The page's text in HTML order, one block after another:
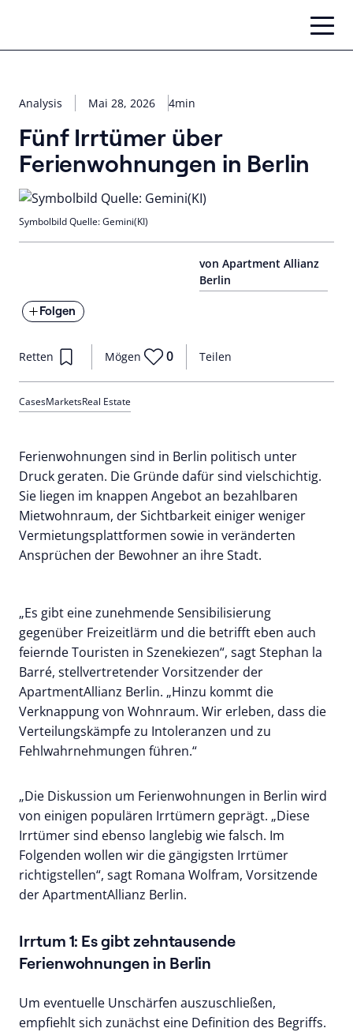
springen
Analysis Mai 28, 2026 4min
Fünf Irrtümer über
Ferienwohnungen in Berlin
von Apartment Allianz
Berlin
Folgen
Teilen
Retten Mögen 0
CasesMarketsReal Estate
Symbolbild Quelle: Gemini(KI)
Ferienwohnungen sind in Berlin politisch unter
Druck geraten. Die Gründe dafür sind vielschichtig.
Sie liegen im knappen Angebot an bezahlbaren
Mietwohnraum, der Sichtbarkeit einiger weniger
Vermietungsplattformen sowie in veränderten
Ansprüchen der Bewohner an ihre Stadt.
„Es gibt eine zunehmende Sensibilisierung
gegenüber Freizeitlärm und die betrifft eben auch
feiernde Touristen in Szenekiezen“, sagt Stephan la
Barré, stellvertretender Vorsitzender der
ApartmentAllianz Berlin. „Hinzu kommt die
Verknappung von Wohnraum. Wir erleben, dass die
Verteilungskämpfe zu Intoleranzen und zu
Fehlwahrnehmungen führen.“
„Die Diskussion um Ferienwohnungen in Berlin wird
von einigen populären Irrtümern geprägt. „Diese
Irrtümer sind ebenso langlebig wie falsch. Im
Folgenden wollen wir die gängigsten Irrtümer
richtigstellen“, sagt Romana Wolfram, Vorsitzende
der ApartmentAllianz Berlin.
Irrtum 1: Es gibt zehntausende
Ferienwohnungen in Berlin
Um eventuelle Unschärfen auszuschließen,
empfiehlt sich zunächst eine Definition des Begriffs.